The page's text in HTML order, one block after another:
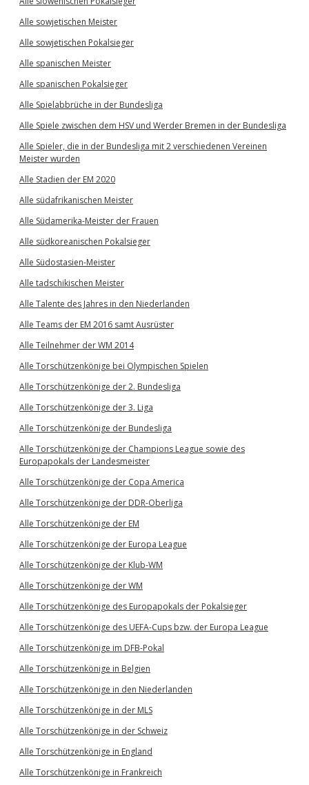
Alle sowjetischen Meister
Alle sowjetischen Pokalsieger
Alle spanischen Meister
Alle spanischen Pokalsieger
Alle Spielabbrüche in der Bundesliga
Alle Spiele zwischen dem HSV und Werder Bremen in der Bundesliga
Alle Spieler, die in der Bundesliga mit 2 verschiedenen Vereinen
Meister wurden
Alle Stadien der EM 2020
Alle südafrikanischen Meister
Alle Südamerika-Meister der Frauen
Alle südkoreanischen Pokalsieger
Alle Südostasien-Meister
Alle tadschikischen Meister
Alle Talente des Jahres in den Niederlanden
Alle Teams der EM 2016 samt Ausrüster
Alle Teilnehmer der WM 2014
Alle Torschützenkönige bei Olympischen Spielen
Alle Torschützenkönige der 2. Bundesliga
Alle Torschützenkönige der 3. Liga
Alle Torschützenkönige der Bundesliga
Alle Torschützenkönige der Champions League sowie des
Europapokals der Landesmeister
Alle Torschützenkönige der Copa America
Alle Torschützenkönige der DDR-Oberliga
Alle Torschützenkönige der EM
Alle Torschützenkönige der Europa League
Alle Torschützenkönige der Klub-WM
Alle Torschützenkönige der WM
Alle Torschützenkönige des Europapokals der Pokalsieger
Alle Torschützenkönige des UEFA-Cups bzw. der Europa League
Alle Torschützenkönige im DFB-Pokal
Alle Torschützenkönige in Belgien
Alle Torschützenkönige in den Niederlanden
Alle Torschützenkönige in der MLS
Alle Torschützenkönige in der Schweiz
Alle Torschützenkönige in England
Alle Torschützenkönige in Frankreich